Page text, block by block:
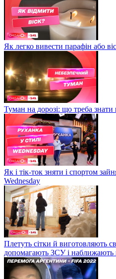
Як легко вивести парафін або
Туман на дорозі: що треба знати
Як і тік-ток зняти і спортом
Wednesday
Плетуть сітки й виготовляють
допомагають ЗСУ і наближають